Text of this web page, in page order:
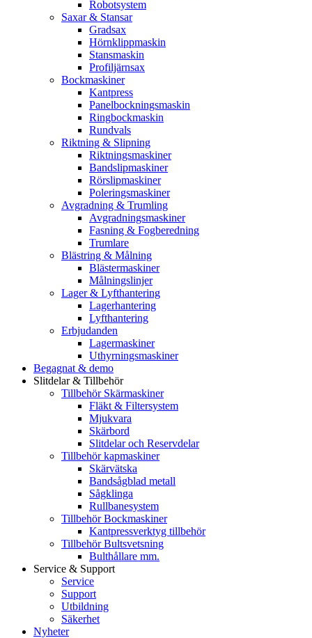
Robotsystem
Saxar & Stansar
Gradsax
Hörnklippmaskin
Stansmaskin
Profiljärnsax
Bockmaskiner
Kantpress
Panelbockningsmaskin
Ringbockmaskin
Rundvals
Riktning & Slipning
Riktningsmaskiner
Bandslipmaskiner
Rörslipmaskiner
Poleringsmaskiner
Avgradning & Trumling
Avgradningsmaskiner
Fasning & Fogberedning
Trumlare
Blästring & Målning
Blästermaskiner
Målningslinjer
Lager & Lyfthantering
Lagerhantering
Lyfthantering
Erbjudanden
Lagermaskiner
Uthyrningsmaskiner
Begagnat & demo
Slitdelar & Tillbehör
Tillbehör Skärmaskiner
Fläkt & Filtersystem
Mjukvara
Skärbord
Slitdelar och Reservdelar
Tillbehör kapmaskiner
Skärvätska
Bandsågblad metall
Sågklinga
Rullbanesystem
Tillbehör Bockmaskiner
Kantpressverktyg tillbehör
Tillbehör Bultsvetsning
Bulthållare mm.
Service & Support
Service
Support
Utbildning
Säkerhet
Nyheter